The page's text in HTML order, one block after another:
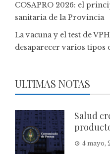
COSAPRO 2026: el
sanitaria de la Provincia
La vacuna y el test de
desaparecer varios tipos
ULTIMAS NOTAS
Salud
4 mayo,